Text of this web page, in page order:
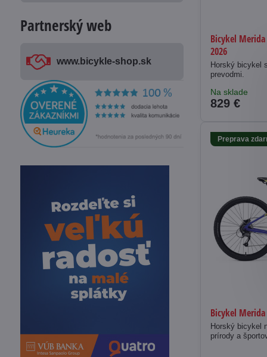
Bicykel
2026
Horský bicykel
prevodmi.
Na sklade
829 €
Preprava
Bicykel
Horský bicykel
prírody a
Partnerský web
www​.bicykle-shop​.sk